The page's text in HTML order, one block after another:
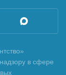
в сфере